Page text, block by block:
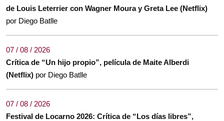
de Louis Leterrier con Wagner Moura y Greta Lee (Netflix)
por Diego Batlle
07 / 08 / 2026
Crítica de “Un hijo propio”, película de Maite Alberdi
(Netflix) por Diego Batlle
07 / 08 / 2026
Festival de Locarno 2026: Crítica de “Los días libres”,